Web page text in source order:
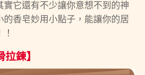
實它還有不少讓你意想不到的神
的香皂妙用小點子，能讓你的居
拉鍊】